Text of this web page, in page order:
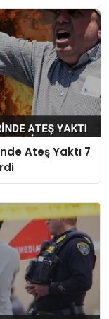
Ateş Yaktı 7